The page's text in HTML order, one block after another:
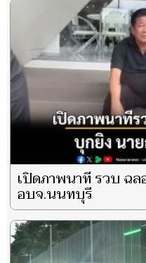
เปิดภาพนาที รวบ ฉล
อบจ.นนทบุรี